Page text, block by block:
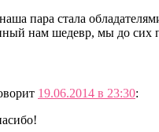
пара стала
нам шедевр, мы до сих
19.06.2014 в 23:30: